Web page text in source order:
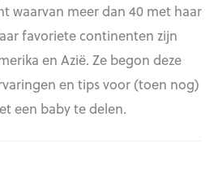
waarvan meer dan 40 met haar
favoriete continenten zijn
en Azië. Ze begon deze
en tips voor (toen nog)
een baby te delen.